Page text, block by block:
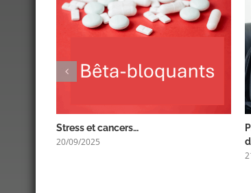
Stress et cancers…
20/09/2025